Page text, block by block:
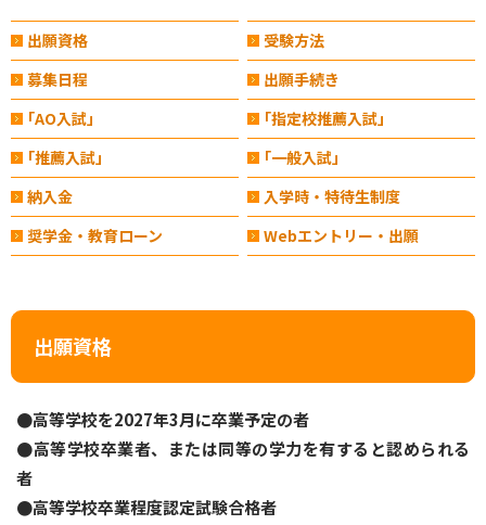
出願資格
受験方法
募集日程
出願手続き
｢AO入試」
｢指定校推薦入試」
｢推薦入試」
｢一般入試」
納入金
入学時・特待生制度
奨学金・教育ローン
Webエントリー・出願
出願資格
●高等学校を2027年3月に卒業予定の者
●高等学校卒業者、または同等の学力を有すると認められる
者
●高等学校卒業程度認定試験合格者